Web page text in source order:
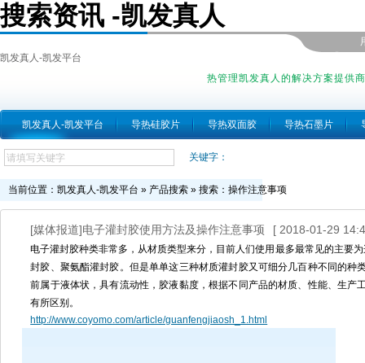
搜索资讯 -凯发真人
凯发真人-凯发平台
热管理凯发真人的解决方案提供商
凯发真人-凯发平台 导热硅胶片 导热双面胶 导热石墨片
关键字：
当前位置： 凯发真人-凯发平台 » 产品搜索 » 搜索：操作注意事项
[媒体报道]电子灌封胶使用方法及操作注意事项 [ 2018-01-29
电子灌封胶种类非常多，从材质类型来分，目前人们使用最多最常见的主要
封胶、聚氨酯灌封胶。但是单单这三种材质灌封胶又可细分几百种不同的种
前属于液体状，具有流动性，胶液黏度，根据不同产品的材质、性能、生产
有所区别。
http://www.coyomo.com/article/guanfengjiaosh_1.html